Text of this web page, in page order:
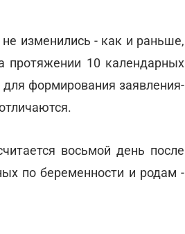
изменились - как и раньше,
протяжении 10 календарных
формирования заявления-
восьмой день после
по беременности и родам -